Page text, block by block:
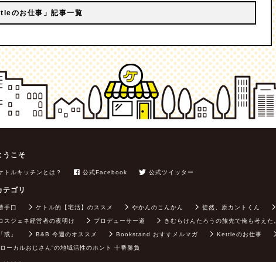
のお仕事」記事一覧
うこそ
トルキッチンとは？ 公式Facebook 公式ツイッター
テゴリ
手口 ケトル的【宅活】のススメ やかんのこんかん 徒然、原カントくん
スジェネ経営者の夜明け プロデューサー道 きむらけんたろうの旅先で俺も考えた
或」 B&B 今週のオススメ Bookstand おすすメルマガ Kettleのお仕事
ローカルおじさん”の地域活性のホント 十番勝負